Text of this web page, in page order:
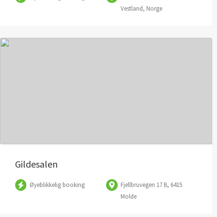
Vestland, Norge
Gildesalen
Øyeblikkelig booking
Fjellbruvegen 17 B, 6415
Molde